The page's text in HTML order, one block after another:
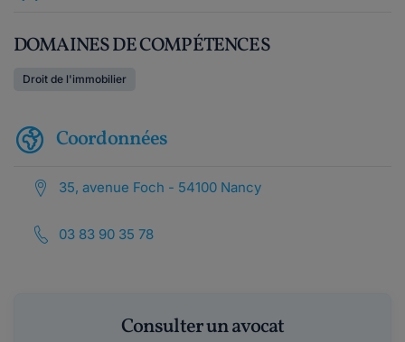
DOMAINES DE COMPÉTENCES
Droit de l'immobilier
Coordonnées
35, avenue Foch - 54100 Nancy
03 83 90 35 78
Consulter un avocat